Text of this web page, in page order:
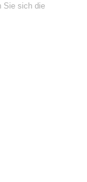
Sie sich die